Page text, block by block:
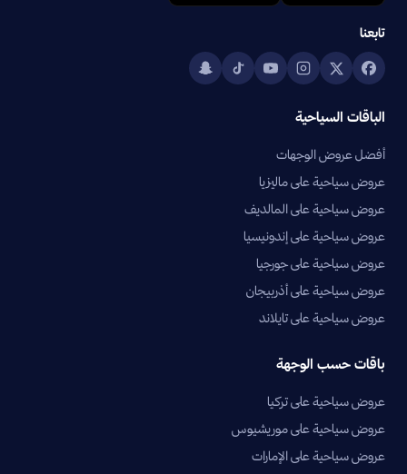
تابعنا
الباقات السياحية
أفضل عروض الوجهات
عروض سياحية على ماليزيا
عروض سياحية على المالديف
عروض سياحية على إندونيسيا
عروض سياحية على جورجيا
عروض سياحية على أذربيجان
عروض سياحية على تايلاند
باقات حسب الوجهة
عروض سياحية على تركيا
عروض سياحية على موريشيوس
عروض سياحية على الإمارات